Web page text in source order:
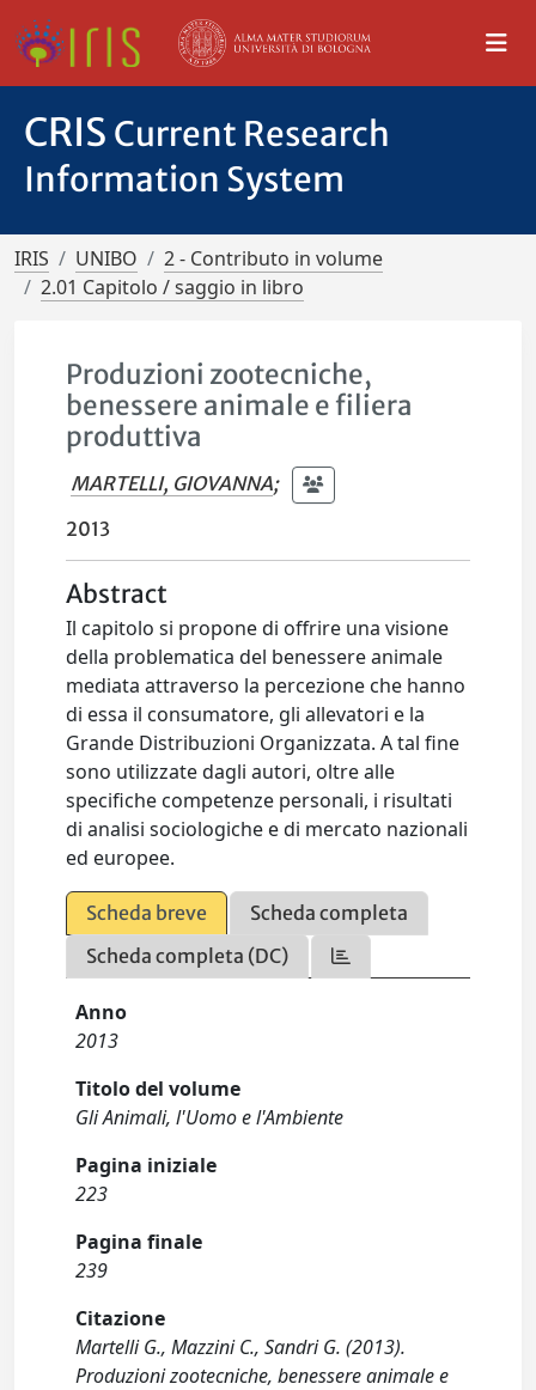
CRIS Current Research
Information System
IRIS UNIBO
2 - Contributo in volume
2.01 Capitolo / saggio in libro
Produzioni zootecniche,
benessere animale e filiera
produttiva
MARTELLI, GIOVANNA;
2013
Abstract
Il capitolo si propone di offrire una visione
della problematica del benessere animale
mediata attraverso la percezione che hanno
di essa il consumatore, gli allevatori e la
Grande Distribuzioni Organizzata. A tal fine
sono utilizzate dagli autori, oltre alle
specifiche competenze personali, i risultati
di analisi sociologiche e di mercato nazionali
ed europee.
Scheda breve
Scheda completa
Scheda completa (DC)
Anno
2013
Titolo del volume
Gli Animali, l'Uomo e l'Ambiente
Pagina iniziale
223
Pagina finale
239
Citazione
Martelli G., Mazzini C., Sandri G. (2013).
Produzioni zootecniche, benessere animale e